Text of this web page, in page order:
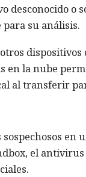
o
para su análisis.
en la nube
al transferir
en
el